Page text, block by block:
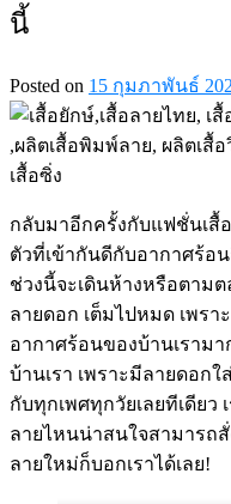
นี้
Posted on 15 กุมภาพันธ์
กลับมาอีกครั้งกับแฟชั่นเสื้
ตัวที่เข้ากันดีกับอากาศร้อ
ช่วงนี้จะเดินห้างหรือตาม
ลายดอก เต็มไปหมด เพรา
อากาศร้อนของบ้านเราม
บ้านเรา เพราะมีลายดอกใ
กับทุกเพศทุกวัยเลยทีเดียว
ลายไหนน่าสนใจสามารถ
ลายใหม่ก็บอกเราได้เลย!